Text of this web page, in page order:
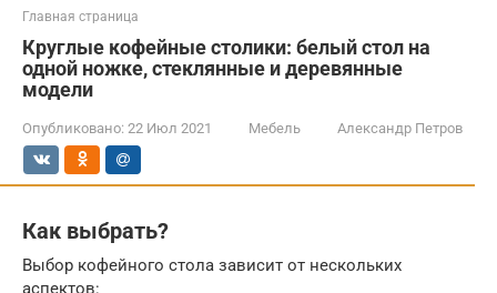
Главная страница
Круглые кофейные столики: белый стол на
одной ножке, стеклянные и деревянные
модели
Опубликовано: 22 Июл 2021 Мебель Александр Петров
Как выбрать?
Выбор кофейного стола зависит от нескольких
аспектов: